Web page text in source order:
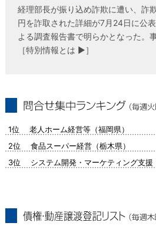
経理部長が振り込め詐欺に遭い、詐
円を詐取された詳細が7月24日に公
よる調査報告書で明らかとなった。
［特別情報とは ▶］
1位 老人ホーム経営等（福岡県）
2位 食品スーパー経営（栃木県）
3位 システム開発・マーケティング支援